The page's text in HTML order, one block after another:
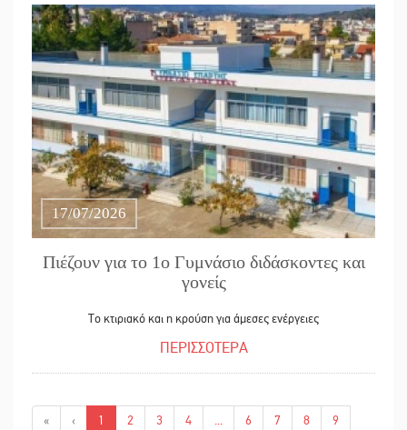
17/07/2026
Πιέζουν για το 1ο Γυμνάσιο διδάσκοντες και
γονείς
Το κτιριακό και η κρούση για άμεσες ενέργειες
ΠΕΡΙΣΣΟΤΕΡΑ
« ‹ 1 2 3 4 ... 6 7 8
9